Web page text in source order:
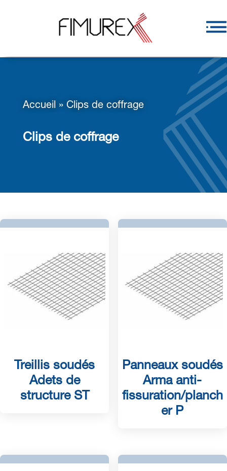
Accueil » Clips de coffrage
Clips de coffrage
Treillis soudés
Adets de
structure ST
Panneaux soudés
Arma anti-
fissuration/planch
er P